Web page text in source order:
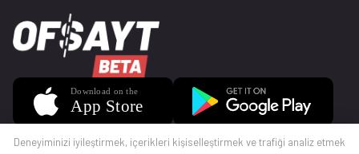
Deneyiminizi iyileştirmek, içerikleri kişiselleştirmek ve trafiği analiz etmek